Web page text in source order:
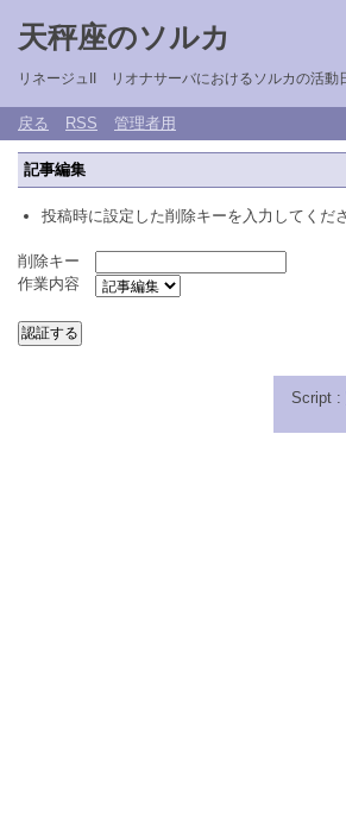
天秤座のソルカ
リネージュII リオナサーバにおけるソルカの活動
戻る RSS 管理者用
記事編集
投稿時に設定した削除キーを入力してくださ
削除キー
作業内容
Script :